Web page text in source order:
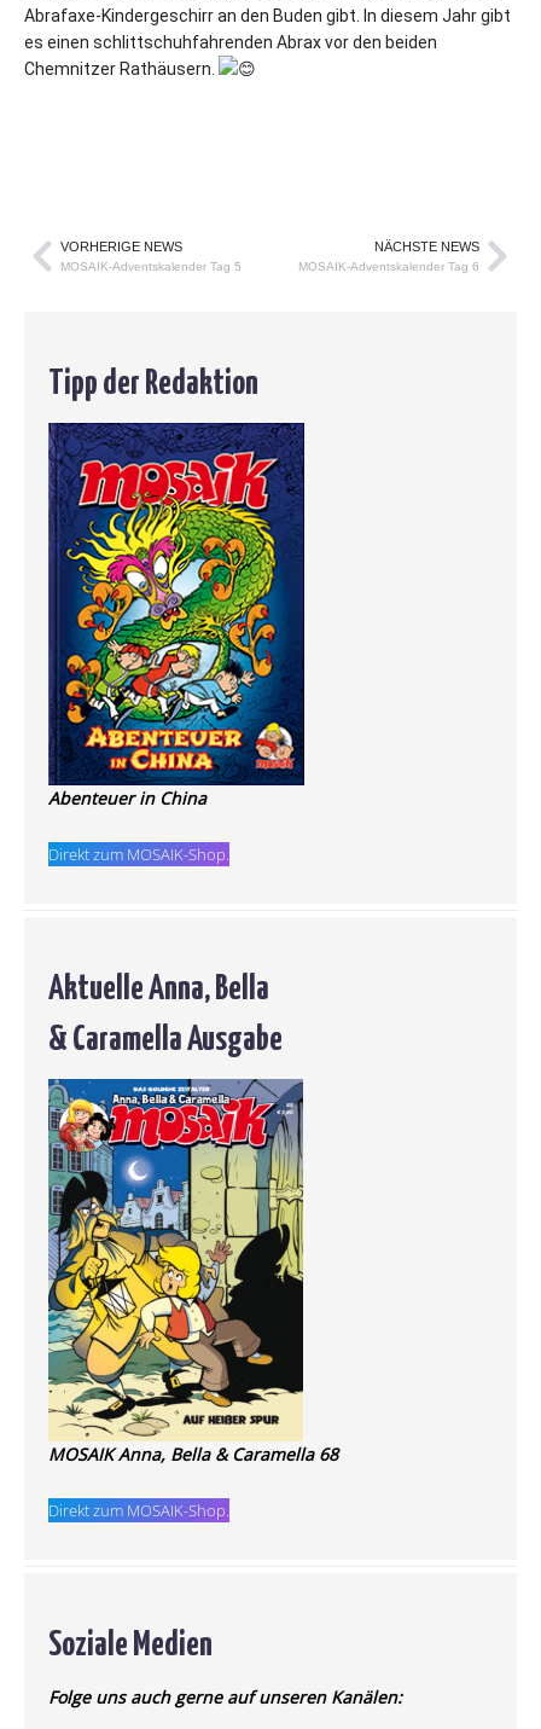
Abrafaxe-Kindergeschirr an den Buden gibt. In diesem Jahr gibt
es einen schlittschuhfahrenden Abrax vor den beiden
Chemnitzer Rathäusern.
VORHERIGE NEWS
MOSAIK-Adventskalender Tag 5
NÄCHSTE NEWS
MOSAIK-Adventskalender Tag 6
Tipp der Redaktion
Abenteuer in China
Direkt zum MOSAIK-Shop.
Aktuelle Anna, Bella
& Caramella Ausgabe
MOSAIK Anna, Bella & Caramella 68
Direkt zum MOSAIK-Shop.
Soziale Medien
Folge uns auch gerne auf unseren Kanälen: